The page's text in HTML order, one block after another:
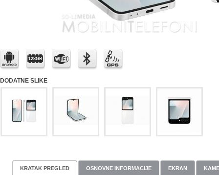
128GB
DODATNE SLIKE
KRATAK PREGLED OSNOVNE INFORMACIJE EKRAN